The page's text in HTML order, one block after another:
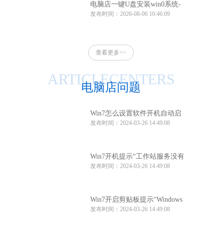
电脑店一键U盘安装win0系统-
电脑店一键u盘安装系统win10
发布时间：2026-08-06 10:46:09
查看更多>>
电脑店问题
ARTICLECENTERS
Win7怎么设置软件开机自动启
动？Win7软件开机自动启动设
发布时间：2024-03-26 14:49:08
Win7开机提示“工作站服务没有
启动”怎么办？
发布时间：2024-03-26 14:49:08
Win7开启剪贴板提示“Windows
找不到clipbrd.exe文件”怎么办
发布时间：2024-03-26 14:49:08